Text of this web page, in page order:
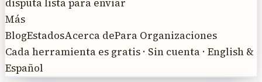
disputa lista para enviar
Más
BlogEstadosAcerca dePara Organizaciones
Cada herramienta es gratis · Sin cuenta · English &
Español